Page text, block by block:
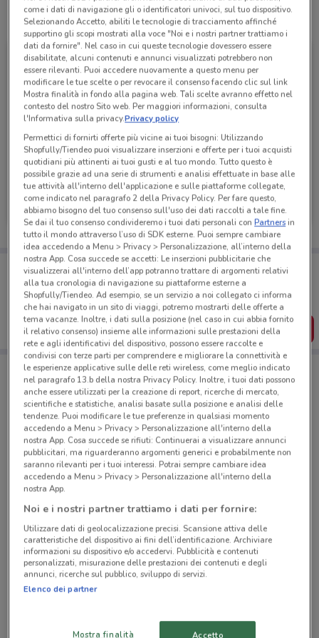
Tutte le promozioni di questo negozio
Toys Center
Scade il 31/12 2.3 km
Toys Center
Scade il 26/08 2.3 km
Porta DoveConviene sempre con te!
Puoi trovare le migliori offerte dei negozi vicino a te,
salvarle e creare la tua lista del risparmio, comodamente
dal tuo cellulare.
SCARICA L’APP
Negozi Toys Center a Milano
© MapTiler © OpenStreetMap contributors
Via M. Macchi, 29 Milano
4.6 km
CHIUSO
V.Le Italia, 2 Corsico
5 km
CHIUSO
Via Cascina Venina 9/11 Assago
come i dati di navigazione gli o identificatori univoci, sul tuo dispositivo.
Selezionando Accetto, abiliti le tecnologie di tracciamento affinché
supportino gli scopi mostrati alla voce "Noi e i nostri partner trattiamo i
dati da fornire". Nel caso in cui queste tecnologie dovessero essere
disabilitate, alcuni contenuti e annunci visualizzati potrebbero non
essere rilevanti. Puoi accedere nuovamente a questo menu per
modificare le tue scelte o per revocare il consenso facendo clic sul link
Mostra finalità in fondo alla pagina web. Tali scelte avranno effetto nel
contesto del nostro Sito web. Per maggiori informazioni, consulta
l'Informativa sulla privacy.Privacy policy
Permettici di fornirti offerte più vicine ai tuoi bisogni: Utilizzando
Shopfully/Tiendeo puoi visualizzare inserzioni e offerte per i tuoi acquisti
quotidiani più attinenti ai tuoi gusti e al tuo mondo. Tutto questo è
possibile grazie ad una serie di strumenti e analisi effettuate in base alle
tue attività all'interno dell'applicazione e sulle piattaforme collegate,
come indicato nel paragrafo 2 della Privacy Policy. Per fare questo,
abbiamo bisogno del tuo consenso sull'uso dei dati raccolti a tale fine.
Se dai il tuo consenso condivideremo i tuoi dati personali conPartnersin
tutto il mondo attraverso l’uso di SDK esterne. Puoi sempre cambiare
idea accedendo a Menu > Privacy > Personalizzazione, all’interno della
nostra App. Cosa succede se accetti: Le inserzioni pubblicitarie che
visualizzerai all'interno dell’app potranno trattare di argomenti relativi
alla tua cronologia di navigazione su piattaforme esterne a
Shopfully/Tiendeo. Ad esempio, se un servizio a noi collegato ci informa
che hai navigato in un sito di viaggi, potremo mostrarti delle offerte a
tema vacanze. Inoltre, i dati sulla posizione (nel caso in cui abbia fornito
il relativo consenso) insieme alle informazioni sulle prestazioni della
rete e agli identificativi del dispositivo, possono essere raccolte e
condivisi con terze parti per comprendere e migliorare la connettività e
le esperienze applicative sulle delle reti wireless, come meglio indicato
nel paragrafo 13.b della nostra Privacy Policy. Inoltre, i tuoi dati possono
anche essere utilizzati per la creazione di report, ricerche di mercato,
scientifiche e statistiche, analisi basate sulla posizione e analisi delle
tendenze. Puoi modificare le tue preferenze in qualsiasi momento
accedendo a Menu > Privacy > Personalizzazione all'interno della
nostra App. Cosa succede se rifiuti: Continuerai a visualizzare annunci
pubblicitari, ma riguarderanno argomenti generici e probabilmente non
saranno rilevanti per i tuoi interessi. Potrai sempre cambiare idea
accedendo a Menu > Privacy > Personalizzazione all'interno della
nostra App.
Noi e i nostri partner trattiamo i dati per fornire:
Utilizzare dati di geolocalizzazione precisi. Scansione attiva delle
caratteristiche del dispositivo ai fini dell’identificazione. Archiviare
informazioni su dispositivo e/o accedervi. Pubblicità e contenuti
personalizzati, misurazione delle prestazioni dei contenuti e degli
annunci, ricerche sul pubblico, sviluppo di servizi.
Elenco dei partner
Mostra finalità Accetto